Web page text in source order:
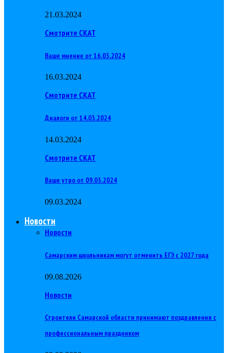
21.03.2024
Смотрите СКАТ
Ваше мнение от 16.03.2024
16.03.2024
Смотрите СКАТ
Диалоги от 14.03.2024
14.03.2024
Смотрите СКАТ
Ваше утро от 09.03.2024
09.03.2024
Новости
Новости
Самарским школьникам могут отменить ЕГЭ с 2027 года
09.08.2026
Новости
Строители Самарской области принимают поздравления с
профессиональным праздником